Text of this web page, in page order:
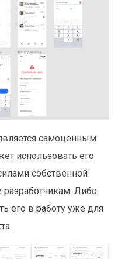
самоценным
использовать его
собственной
Либо
его в работу уже для